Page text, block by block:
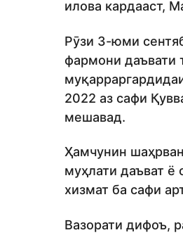
илова кардааст,
Рӯзи 3-юми
фармони даъвати
2022 аз сафи
мешавад.
Ҳамчунин
муҳлати даъват ё
хизмат ба сафи
Вазорати дифоъ,